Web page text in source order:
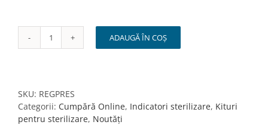
Cantitate
ADAUGĂ ÎN COȘ
SKU: REGPRES
Categorii: Cumpără Online, Indicatori sterilizare, Kituri
pentru sterilizare, Noutăți